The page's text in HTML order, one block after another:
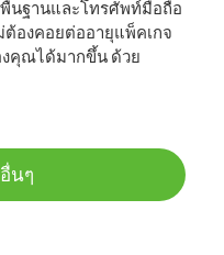
นฐานและโทรศัพท์มือถือ
องคอยต่ออายุแพ็คเกจ
คุณได้มากขึ้น ด้วย
นๆ